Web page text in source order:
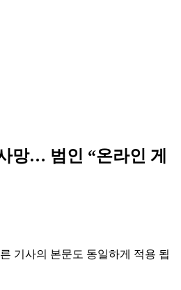
망… 범인 “온라인 게
기사의 본문도 동일하게 적용 됩